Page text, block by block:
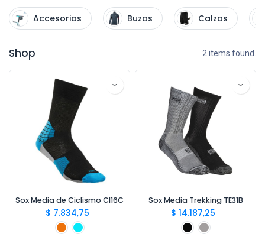
Accesorios Buzos Calzas
Shop 2 items found.
Sox Media de Ciclismo CI16C
$ 7.834,75
Sox Media Trekking TE31B
$ 14.187,25
Ivo · Refugio 73
● En línea